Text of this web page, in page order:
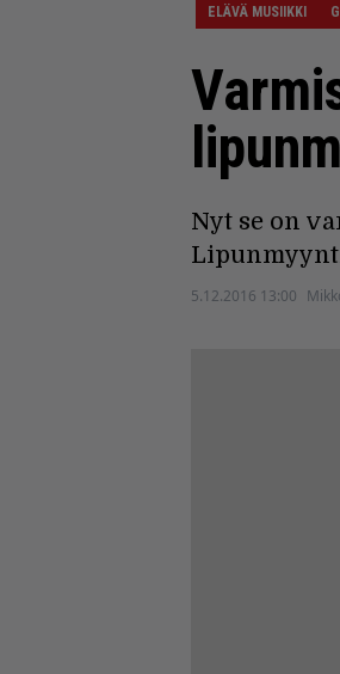
ELÄVÄ MUSIIKKI
Nyt se on
5.12.2016 13:00